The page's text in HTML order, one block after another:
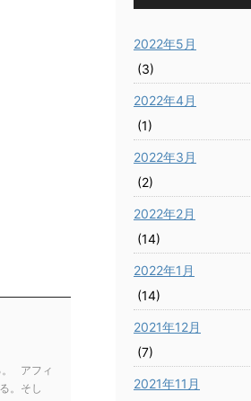
。 アフィ
。そし
2022年5月
(3)
2022年4月
(1)
2022年3月
(2)
2022年2月
(14)
2022年1月
(14)
2021年12月
(7)
2021年11月